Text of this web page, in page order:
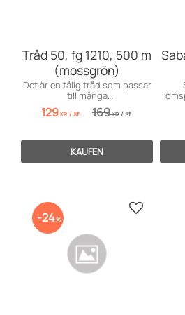
Tråd 50, fg 1210, 500 m
(mossgrön)
Det är en tålig tråd som passar
till många
användningsområden inom
möbelsömnad men även för
129KR /st. 169KR /st.
KAUFEN
24% Zu